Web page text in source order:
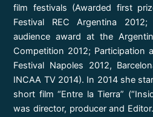
film festivals (Awarded first
Festival REC Argentina
audience award at the
Competition 2012; Participation
Festival Napoles 2012,
INCAA TV 2014). In 2014 she
short film “Entre la Tierra”
was director, producer and